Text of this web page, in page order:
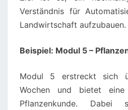
Verständnis für
Landwirtschaft aufzubauen.
Beispiel: Modul 5 –
Modul 5 erstreckt sich
Wochen und bietet
Pflanzenkunde. Dabei